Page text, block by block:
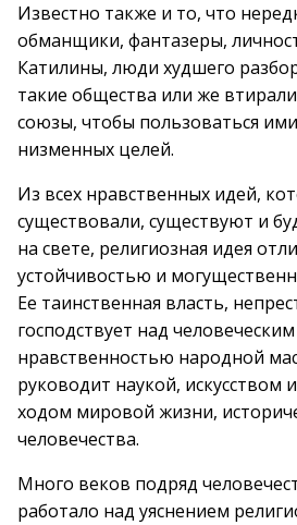
Известно также и то, что
обманщики, фантазеры,
Катилины, люди худшего
такие общества или же
союзы, чтобы пользоваться
низменных целей.
Из всех нравственных идей,
существовали, существуют и
на свете, религиозная идея
устойчивостью и
Ее таинственная власть,
господствует над
нравственностью народной
руководит наукой, искусством
ходом мировой жизни,
человечества.
Много веков подряд
работало над уяснением